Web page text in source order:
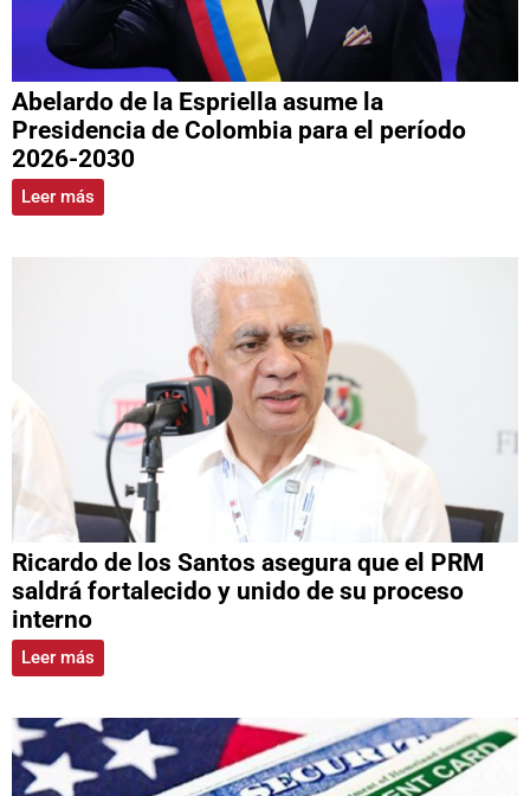
Abelardo de la Espriella asume la
Presidencia de Colombia para el período
2026-2030
Leer más
Ricardo de los Santos asegura que el PRM
saldrá fortalecido y unido de su proceso
interno
Leer más